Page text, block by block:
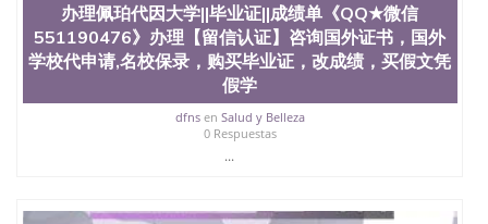
办理佩珀代因大学||毕业证||成绩单《QQ★微信
551190476》办理【留信认证】咨询国外证书，国外
学校代申请,名校保录，购买毕业证，改成绩，买假文凭
假学
dfnsen Salud y Belleza
0 Respuestas
...